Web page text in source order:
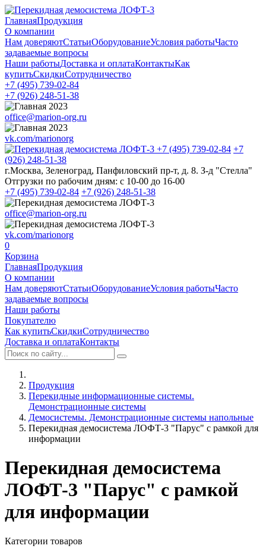
ГлавнаяПродукция
О компании
Нам доверяютСтатьиОборудованиеУсловия работыЧасто
задаваемые вопросы
Наши работыДоставка и оплатаКонтактыКак
купитьСкидкиСотрудничество
+7 (495) 739-02-84
+7 (926) 248-51-38
office@marion-org.ru
vk.com/marionorg
+7 (495) 739-02-84 +7
(926) 248-51-38
г.Москва, Зеленоград, Панфиловский пр-т, д. 8. З-д "Стелла"
Отгрузки по рабочим дням: с 10-00 до 16-00
+7 (495) 739-02-84 +7 (926) 248-51-38
office@marion-org.ru
vk.com/marionorg
0
Корзина
ГлавнаяПродукция
О компании
Нам доверяютСтатьиОборудованиеУсловия работыЧасто
задаваемые вопросы
Наши работы
Покупателю
Как купитьСкидкиСотрудничество
Доставка и оплатаКонтакты
Продукция
Перекидные информационные системы.
Демонстрационные системы
Демосистемы. Демонстрационные системы напольные
Перекидная демосистема ЛОФТ-3 "Парус" с рамкой для
информации
Перекидная демосистема
ЛОФТ-3 "Парус" с рамкой
для информации
Категории товаров